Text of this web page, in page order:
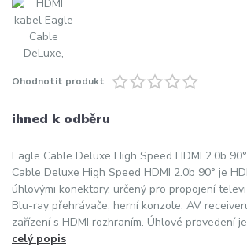
Ohodnotit produkt
ihned k odběru
Eagle Cable Deluxe High Speed HDMI 2.0b
Cable Deluxe High Speed HDMI 2.0b 90° je
úhlovými konektory, určený pro propojení
Blu-ray přehrávače, herní konzole, AV
zařízení s HDMI rozhraním. Úhlové provedení
celý popis